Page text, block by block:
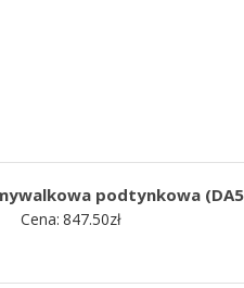
podtynkowa
Cena: 847.50zł